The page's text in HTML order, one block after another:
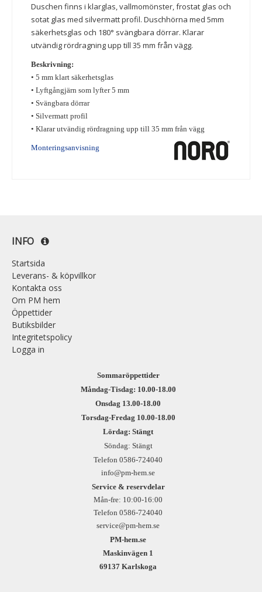
Duschen finns i klarglas, vallmomönster, frostat glas och
sotat glas med silvermatt profil. Duschhörna med 5mm
säkerhetsglas och 180° svängbara dörrar. Klarar
utvändig rördragning upp till 35 mm från vägg.
Beskrivning:
• 5 mm klart säkerhetsglas
• Lyftgångjärn som lyfter 5 mm
• Svängbara dörrar
• Silvermatt profil
• Klarar utvändig rördragning upp till 35 mm från vägg
Monteringsanvisning
INFO
Startsida
Leverans- & köpvillkor
Kontakta oss
Om PM hem
Öppettider
Butiksbilder
Integritetspolicy
Logga in
Sommaröppettider
Måndag-Tisdag: 10.00-18.00
Onsdag 13.00-18.00
Torsdag-Fredag 10.00-18.00
Lördag: Stängt
Söndag: Stängt
Telefon 0586-724040
info@pm-hem.se
Service & reservdelar
Mån-fre: 10:00-16:00
Telefon 0586-724040
service@pm-hem.se
PM-hem.se
Maskinvägen 1
69137 Karlskoga